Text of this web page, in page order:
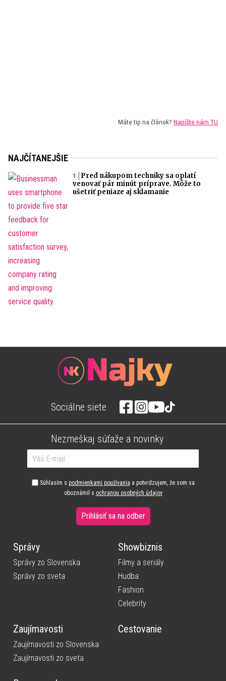
Máte tip na článok? Napíšte nám TU
NAJČÍTANEJŠIE
Pred nákupom techniky sa oplatí
venovať pár minút príprave. Môže to
ušetriť peniaze aj sklamanie
Sociálne siete
Nezmeškaj súťaže a novinky
Súhlasím s podmienkami používania a potvrdzujem, že som sa
oboznámil s ochranou osobných údajov
Prihlásiť sa na odber
Správy
Správy zo Slovenska
Správy zo sveta
Showbiznis
Filmy a seriály
Hudba
Fashion
Celebrity
Zaujímavosti
Zaujímavosti zo Slovenska
Zaujímavosti zo sveta
Cestovanie